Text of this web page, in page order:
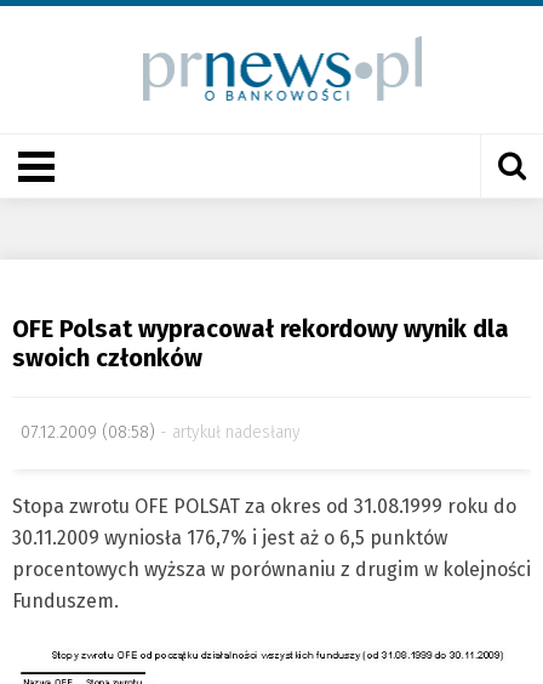
OFE Polsat wypracował rekordowy wynik dla
swoich członków
07.12.2009 (08:58) artykuł nadesłany
Stopa zwrotu OFE POLSAT za okres od 31.08.1999 roku do
30.11.2009 wyniosła 176,7% i jest aż o 6,5 punktów
procentowych wyższa w porównaniu z drugim w kolejności
Funduszem.